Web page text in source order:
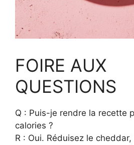
FOIRE AUX
QUESTIONS
Q : Puis-je rendre la recette
calories ?
R : Oui. Réduisez le